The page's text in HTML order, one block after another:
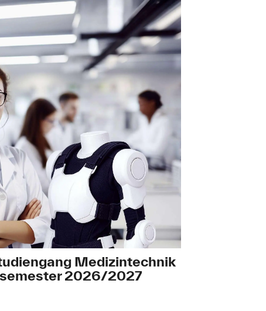
Medizintechnik
2026/2027